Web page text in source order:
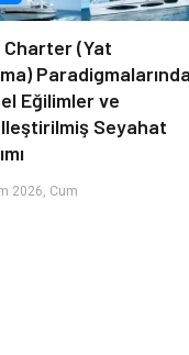
(Yat
Paradigmalarında
Eğilimler ve
Seyahat
2026, Cum